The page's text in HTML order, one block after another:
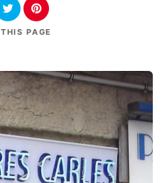
THIS PAGE